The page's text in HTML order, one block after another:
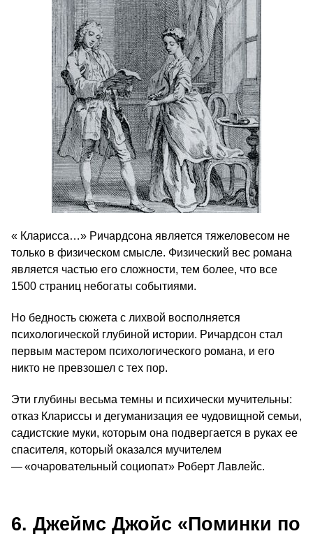
« Кларисса…» Ричардсона является тяжеловесом не
только в физическом смысле. Физический вес романа
является частью его сложности, тем более, что все
1500 страниц небогаты событиями.
Но бедность сюжета с лихвой восполняется
психологической глубиной истории. Ричардсон стал
первым мастером психологического романа, и его
никто не превзошел с тех пор.
Эти глубины весьма темны и психически мучительны:
отказ Клариссы и дегуманизация ее чудовищной семьи,
садистские муки, которым она подвергается в руках ее
спасителя, который оказался мучителем
— «очаровательный социопат» Роберт Лавлейс.
6. Джеймс Джойс «Поминки по